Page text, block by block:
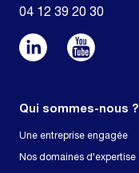
04 12 39 20 30
Qui sommes-nous ?
Une entreprise engagée
Nos domaines d'expertise